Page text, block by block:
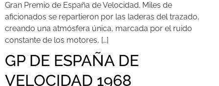
Gran Premio de España de Velocidad. Miles de
aficionados se repartieron por las laderas del trazado,
creando una atmósfera única, marcada por el ruido
constante de los motores, […]
GP DE ESPAÑA DE
VELOCIDAD 1968